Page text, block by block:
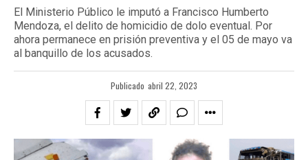
El Ministerio Público le imputó a Francisco Humberto
Mendoza, el delito de homicidio de dolo eventual. Por
ahora permanece en prisión preventiva y el 05 de mayo va
al banquillo de los acusados.
Publicado abril 22, 2023